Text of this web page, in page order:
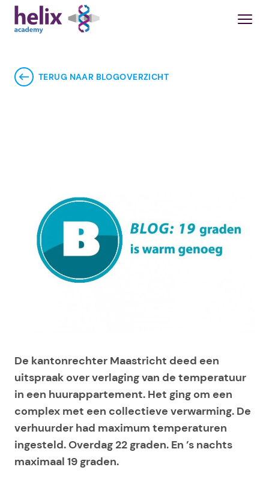
TERUG NAAR BLOGOVERZICHT
De kantonrechter Maastricht deed een
uitspraak over verlaging van de temperatuur
in een huurappartement. Het ging om een
complex met een collectieve verwarming. De
verhuurder had maximum temperaturen
ingesteld. Overdag 22 graden. En ’s nachts
maximaal 19 graden.